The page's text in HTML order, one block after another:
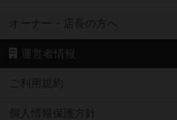
オーナー・店長の方へ
運営者情報
ご利用規約
個人情報保護方針